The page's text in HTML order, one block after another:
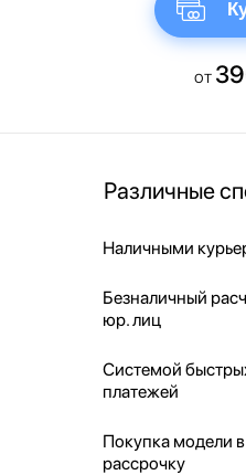
от
Различные
Наличными
Безналичный
юр. лиц
Системой
платежей
Покупка модели в
рассрочку